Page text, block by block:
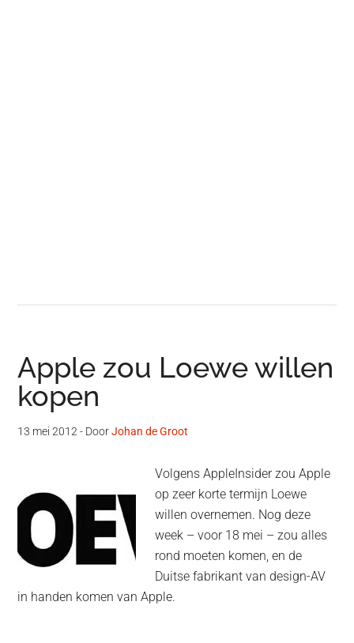
Apple zou Loewe willen
kopen
13 mei 2012 - DoorJohan de Groot
Volgens AppleInsider zou Apple
op zeer korte termijn Loewe
willen overnemen. Nog deze
week – voor 18 mei – zou alles
rond moeten komen, en de
Duitse fabrikant van design-AV
in handen komen van Apple.